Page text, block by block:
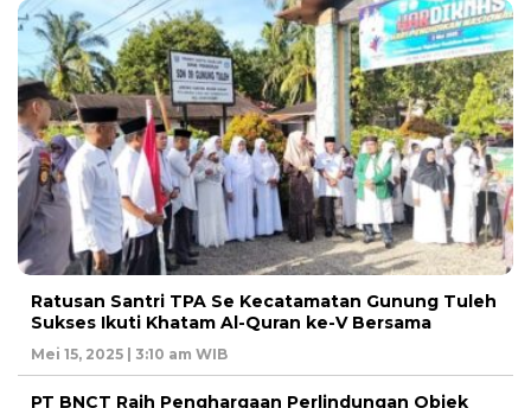
Ratusan Santri TPA Se Kecatamatan Gunung Tuleh
Sukses Ikuti Khatam Al-Quran ke-V Bersama
Mei 15, 2025 | 3:10 am WIB
PT BNCT Raih Penghargaan Perlindungan Objek